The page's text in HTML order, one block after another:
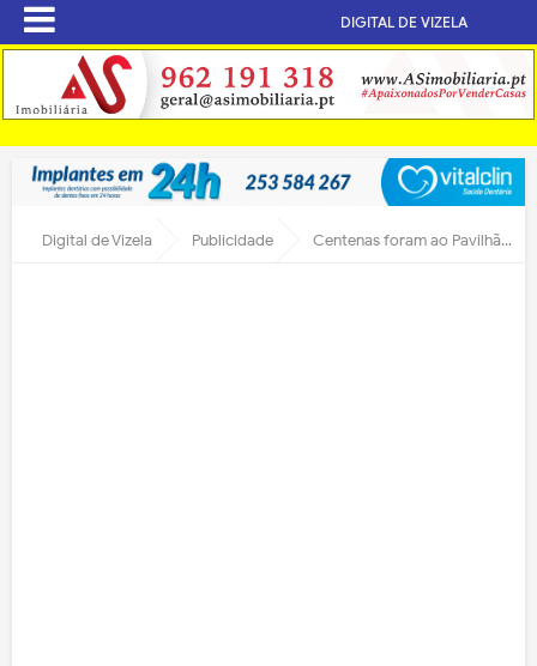
DIGITAL DE VIZELA
Digital de Vizela Publicidade Centenas foram ao Pavilhão Municipal de Vizela ouvir Mc Ig e companhia